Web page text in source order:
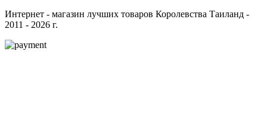
Интернет - магазин лучших товаров Королевства Таиланд -
2011 - 2026 г.